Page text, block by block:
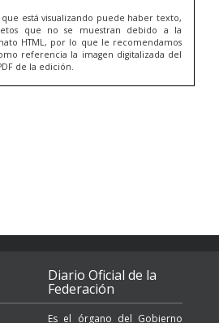
está visualizando puede haber texto,
que no se muestran debido a la
HTML, por lo que le recomendamos
referencia la imagen digitalizada del
de la edición.
Diario Oficial de la
Federación
Es el órgano del Gobierno